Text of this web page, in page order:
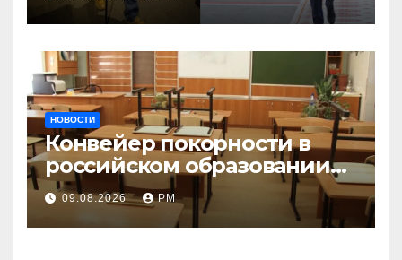
НОВОСТИ
Конвейер покорности в
российском образовании
наталкивается на
сопротивление
09.08.2026 РМ